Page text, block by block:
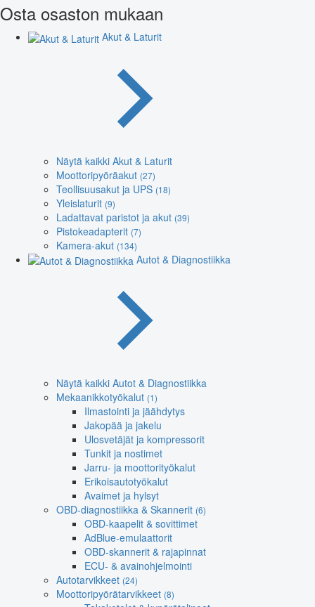
Osta osaston mukaan
Akut & Laturit
Näytä kaikki Akut & Laturit
Moottoripyöräakut (27)
Teollisuusakut ja UPS (18)
Yleislaturit (9)
Ladattavat paristot ja akut (39)
Pistokeadapterit (7)
Kamera-akut (134)
Autot & Diagnostiikka
Näytä kaikki Autot & Diagnostiikka
Mekaanikkotyökalut (1)
Ilmastointi ja jäähdytys
Jakopää ja jakelu
Ulosvetäjät ja kompressorit
Tunkit ja nostimet
Jarru- ja moottorityökalut
Erikoisautotyökalut
Avaimet ja hylsyt
OBD-diagnostiikka & Skannerit (6)
OBD-kaapelit & sovittimet
AdBlue-emulaattorit
OBD-skannerit & rajapinnat
ECU- & avainohjelmointi
Autotarvikkeet (24)
Moottoripyörätarvikkeet (8)